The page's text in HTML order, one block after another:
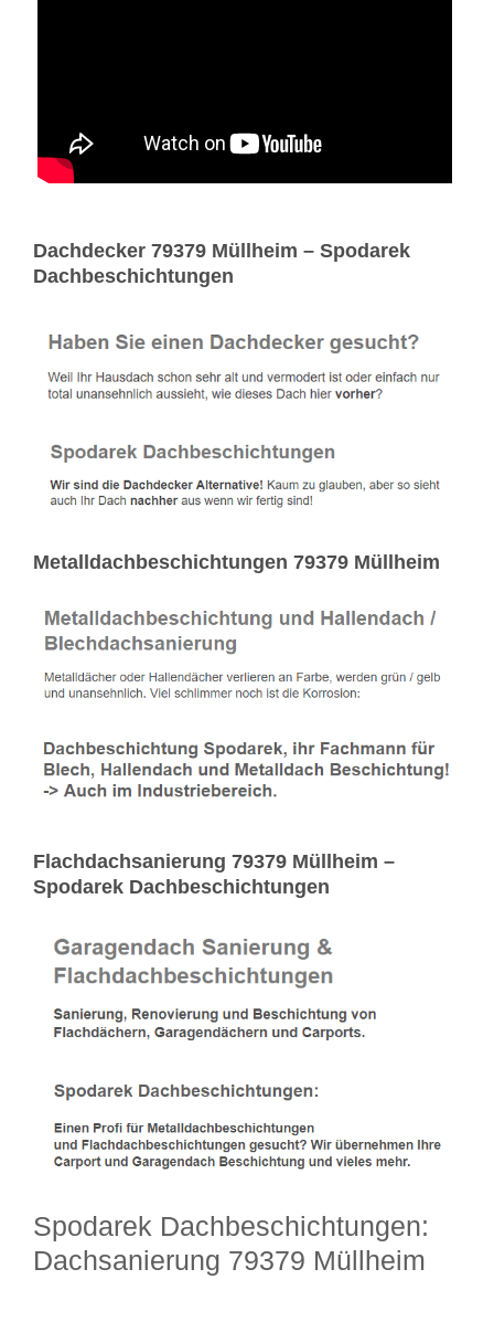
Dachdecker 79379 Müllheim – Spodarek
Dachbeschichtungen
Metalldachbeschichtungen 79379 Müllheim
Flachdachsanierung 79379 Müllheim –
Spodarek Dachbeschichtungen
Spodarek Dachbeschichtungen:
Dachsanierung 79379 Müllheim